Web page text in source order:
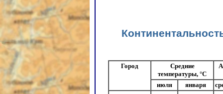
Город
Средние
температуры, °С
июля января